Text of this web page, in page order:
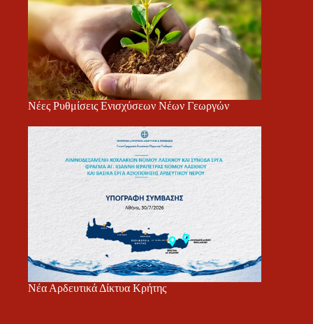
Νέες Ρυθμίσεις Ενισχύσεων Νέων Γεωργών
Νέα Αρδευτικά Δίκτυα Κρήτης